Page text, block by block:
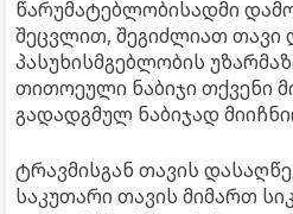
წარუმატებლობისადმი
შეცვლით, შეგიძლიათ თავი
პასუხისმგებლობის
თითოეული ნაბიჯი თქვენი
გადადგმულ ნაბიჯად
ტრავმისგან თავის
საკუთარი თავის მიმართ